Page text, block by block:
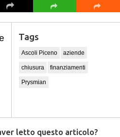
Tags
Ascoli Piceno aziende
chiusura finanziamenti
Prysmian
letto questo articolo?